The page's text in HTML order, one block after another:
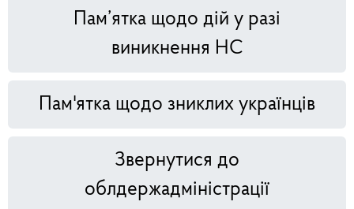
Пам’ятка щодо дій у разі
виникнення НС
Пам'ятка щодо зниклих українців
Звернутися до
облдержадміністрації